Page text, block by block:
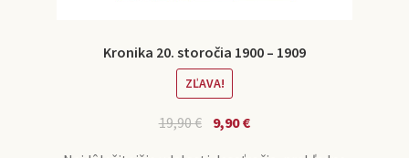
Kronika 20. storočia 1900 – 1909
ZĽAVA!
19,90€ 9,90€